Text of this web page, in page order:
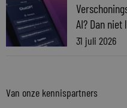
AI? Dan
31 juli 2026
Van onze kennispartners